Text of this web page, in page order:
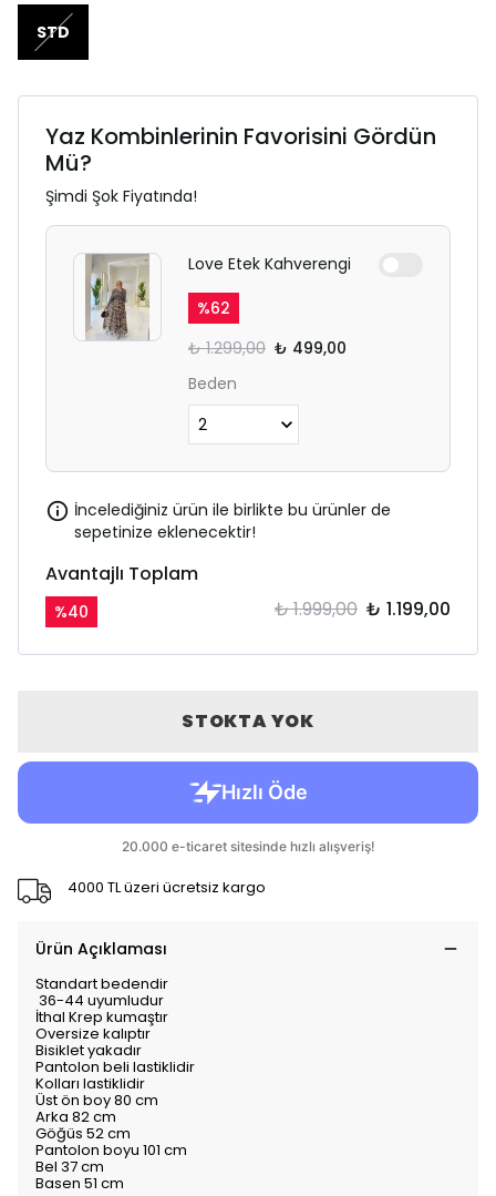
STD
Yaz Kombinlerinin Favorisini Gördün
Mü?
Şimdi Şok Fiyatında!
Love Etek Kahverengi
%62
₺ 1.299,00 ₺ 499,00
Beden
İncelediğiniz ürün ile birlikte bu ürünler de
sepetinize eklenecektir!
Avantajlı Toplam
%40 ₺ 1.999,00 ₺ 1.199,00
STOKTA YOK
4000 TL üzeri ücretsiz kargo
Ürün Açıklaması
Standart bedendir
36-44 uyumludur
İthal Krep kumaştır
Oversize kalıptır
Bisiklet yakadır
Pantolon beli lastiklidir
Kolları lastiklidir
Üst ön boy 80 cm
Arka 82 cm
Göğüs 52 cm
Pantolon boyu 101 cm
Bel 37 cm
Basen 51 cm